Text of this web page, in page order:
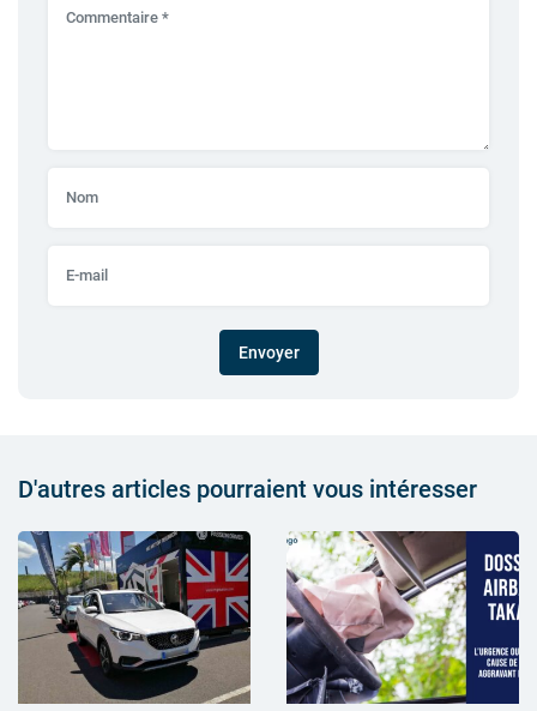
Envoyer
D'autres articles pourraient vous intéresser